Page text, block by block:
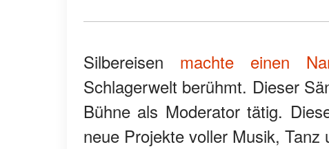
Silbereisen machte einen
Schlagerwelt berühmt. Dieser
Bühne als Moderator tätig.
neue Projekte voller Musik, Tanz